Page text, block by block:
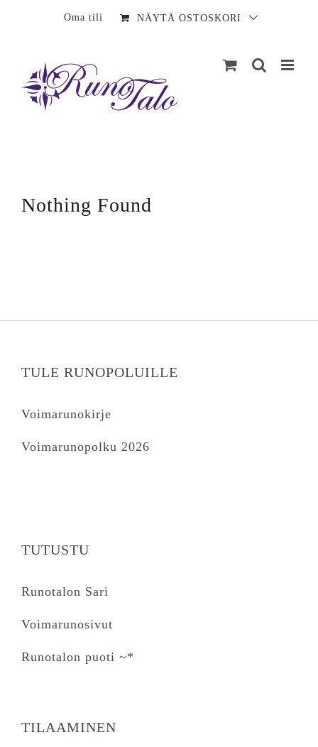
Oma tili NÄYTÄ OSTOSKORI
Nothing Found
TULE RUNOPOLUILLE
Voimarunokirje
Voimarunopolku 2026
TUTUSTU
Runotalon Sari
Voimarunosivut
Runotalon puoti ~*
TILAAMINEN